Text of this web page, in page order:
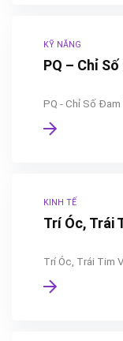
KỸ NĂNG
PQ – Chỉ
PQ - Chỉ Số
KINH TẾ
Trí Óc, Trái
Trí Óc, Trái Tim